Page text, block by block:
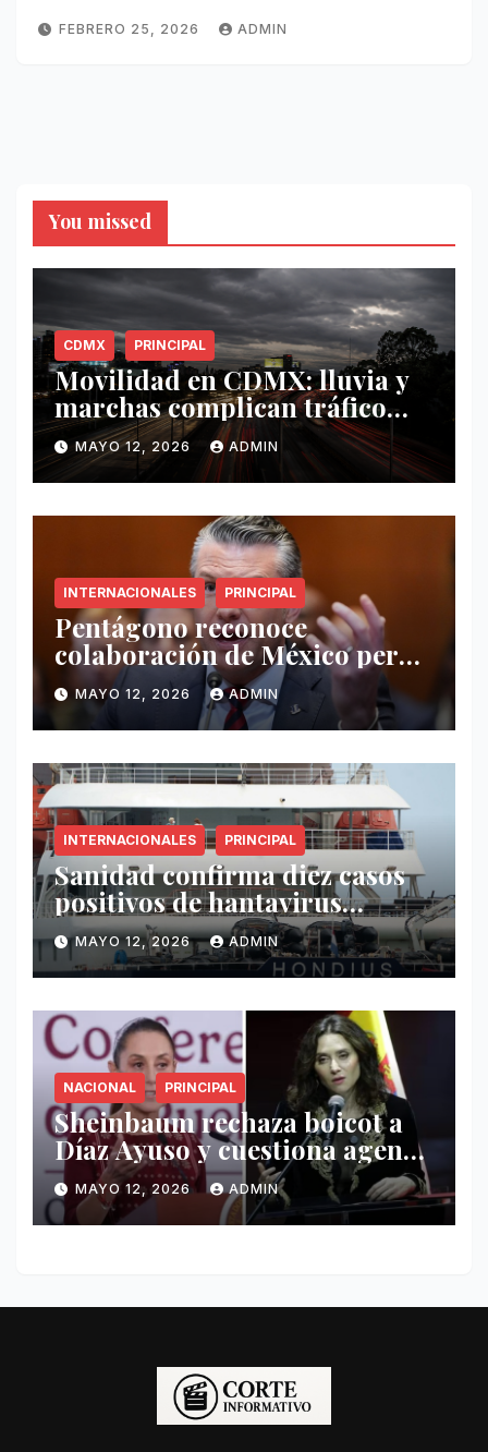
FEBRERO 25, 2026 ADMIN
You missed
CDMX PRINCIPAL
Movilidad en CDMX: lluvia y
marchas complican tráfico
este 12 de mayo
MAYO 12, 2026 ADMIN
INTERNACIONALES PRINCIPAL
Pentágono reconoce
colaboración de México pero
exige mayor operatividad
antidrogas
MAYO 12, 2026 ADMIN
INTERNACIONALES PRINCIPAL
Sanidad confirma diez casos
positivos de hantavirus
vinculados al crucero MV
Hondius
MAYO 12, 2026 ADMIN
NACIONAL PRINCIPAL
Sheinbaum rechaza boicot a
Díaz Ayuso y cuestiona agenda
de funcionaria española
MAYO 12, 2026 ADMIN